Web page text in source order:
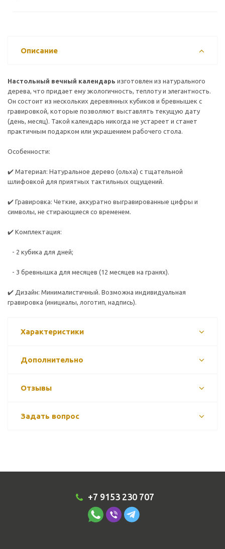
Описание
Настольный вечный календарь изготовлен из натурального
дерева, что придает ему экологичность, теплоту и элегантность.
Он состоит из нескольких деревянных кубиков и бревнышек с
гравировкой, которые позволяют выставлять текущую дату
(день, месяц). Такой календарь никогда не устареет и станет
практичным подарком или украшением рабочего стола.
Особенности:
✔️ Материал: Натуральное дерево (ольха) с тщательной
шлифовкой для приятных тактильных ощущений.
✔️ Гравировка: Четкие, аккуратно выгравированные цифры и
символы, не стирающиеся со временем.
✔️ Комплектация:
- 2 кубика для дней;
- 3 бревнышка для месяцев (12 месяцев на гранях).
✔️ Дизайн: Минималистичный. Возможна индивидуальная
гравировка (инициалы, логотип, надпись).
Характеристики
Дополнительно
Отзывы
Задать вопрос
+7 9153 230 707